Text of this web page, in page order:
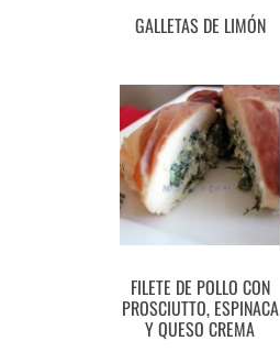
GALLETAS DE LIMÓN
FILETE DE POLLO CON
PROSCIUTTO, ESPINACA
Y QUESO CREMA